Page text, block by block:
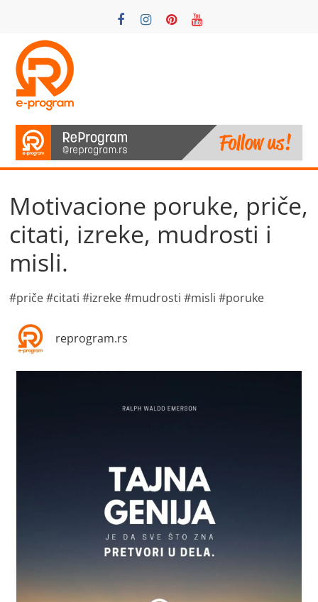
content
ReProgram
Motivacija
podrška
Motivacione poruke, priče,
citati, izreke, mudrosti i
misli.
#priče #citati #izreke #mudrosti #misli #poruke
reprogram.rs